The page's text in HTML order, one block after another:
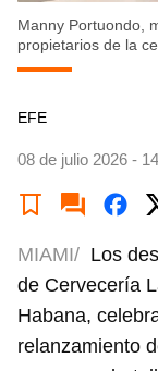
Manny Portuondo,
propietarios de la
EFE
08 de julio 2026 -
MIAMI/ Los
de Cervecería
Habana,
relanzamiento